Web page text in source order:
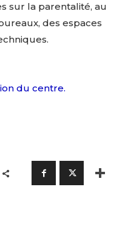
sur la parentalité, au
des espaces
du centre.